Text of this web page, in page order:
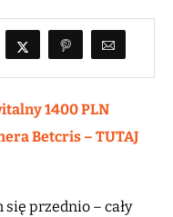
1400 PLN
Betcris – TUTAJ
się przednio – cały